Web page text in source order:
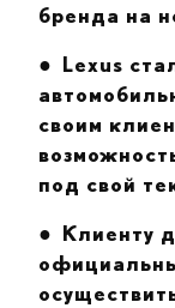
бренда на
● Lexus
своим
под свой
● Клиенту